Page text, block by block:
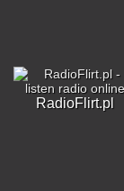
RadioFlirt.pl